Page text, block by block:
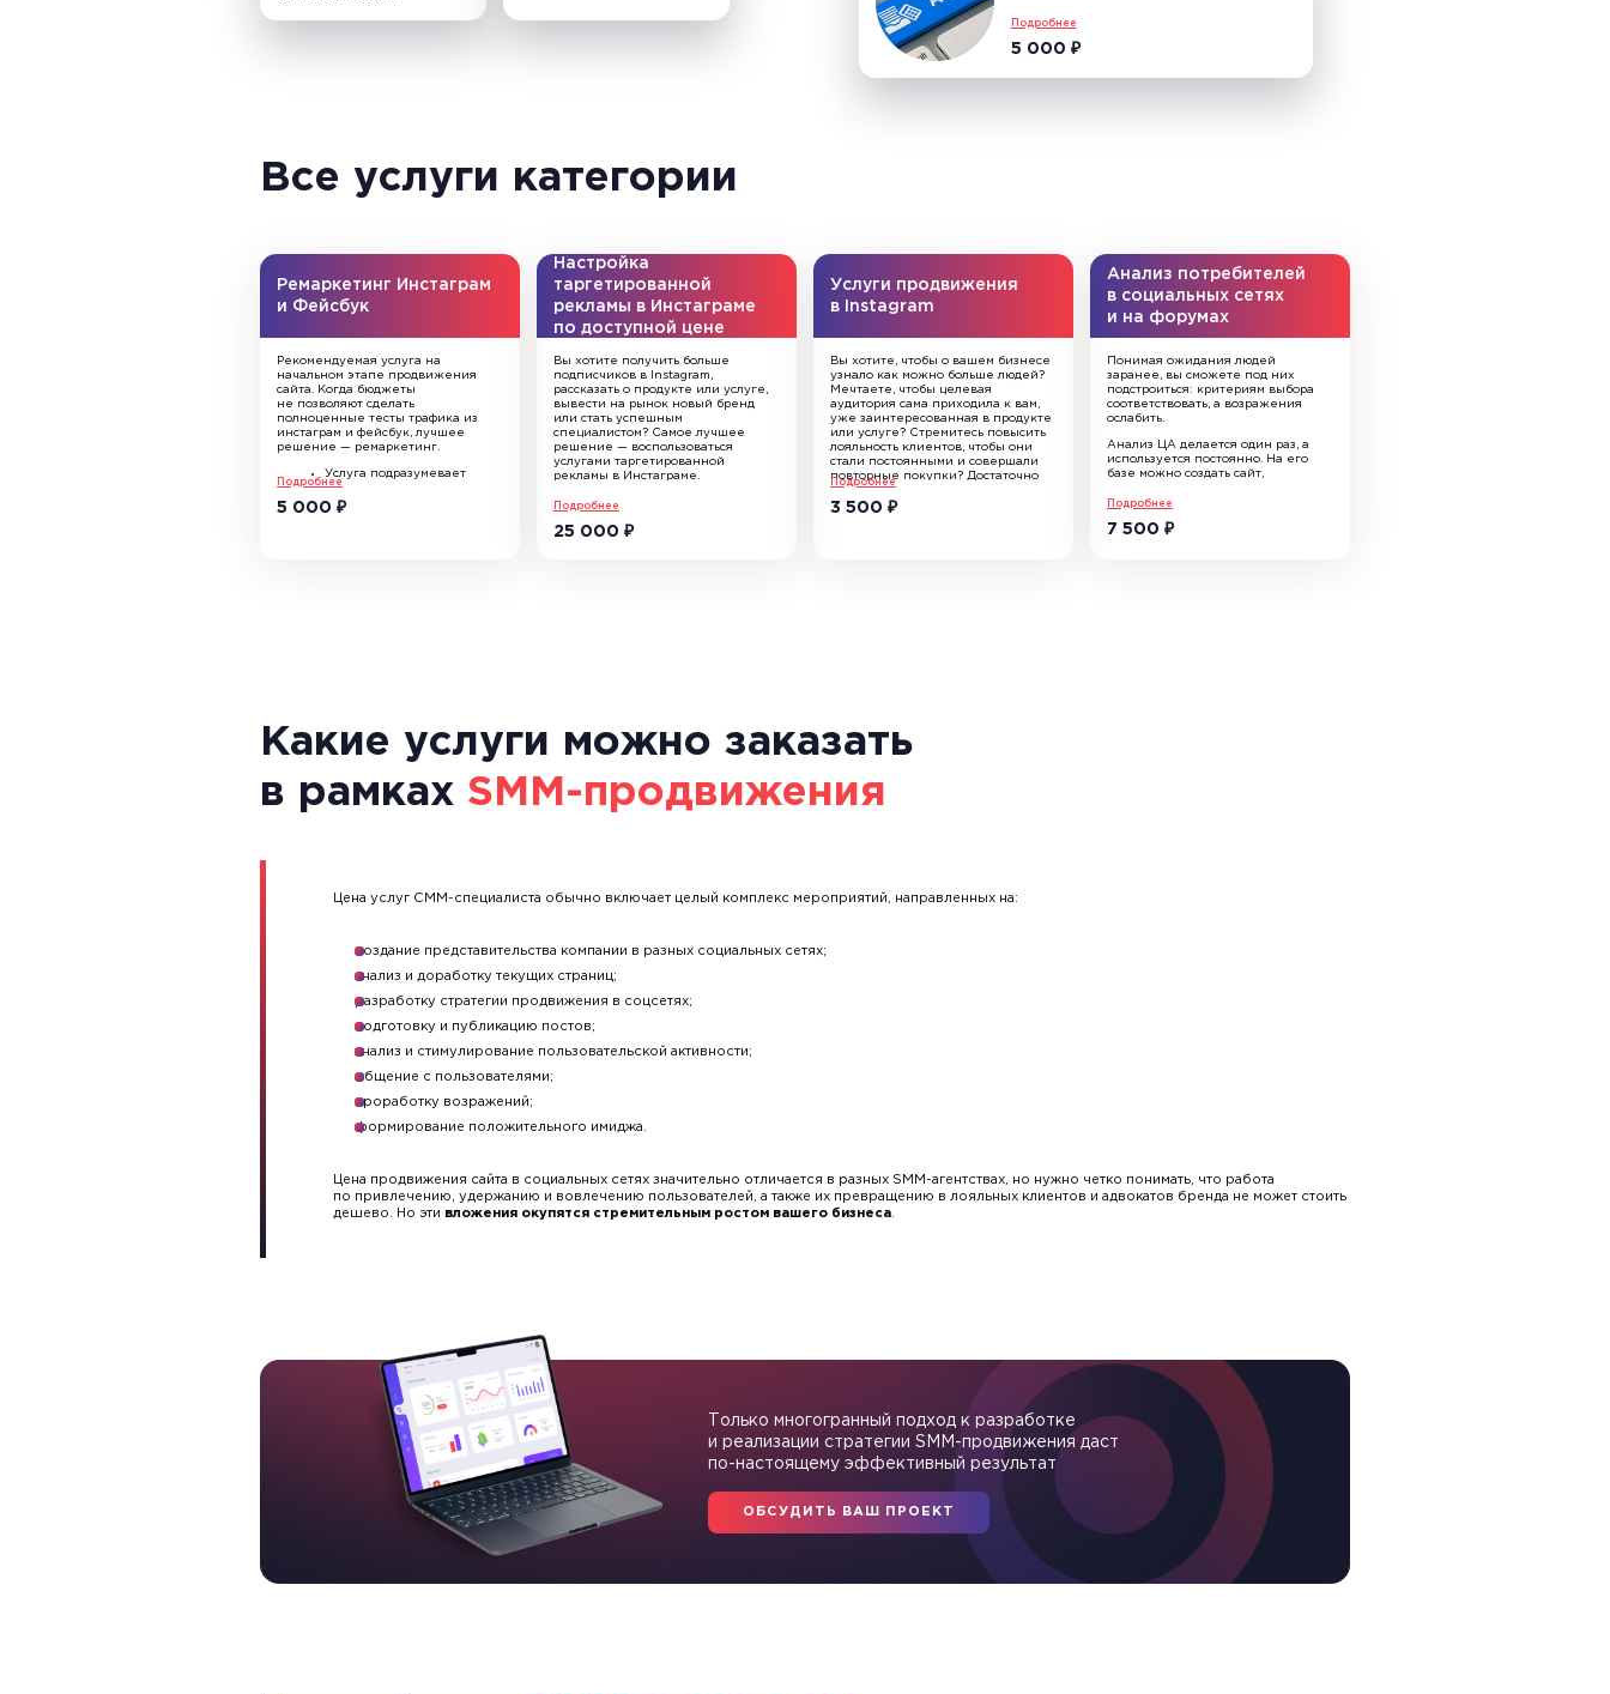
Подробнее
5 000 ₽
Все услуги категории
Ремаркетинг Инстаграм
и Фейсбук
Рекомендуемая услуга на
начальном этапе продвижения
сайта. Когда бюджеты
не позволяют сделать
полноценные тесты трафика из
инстаграм и фейсбук, лучшее
решение — ремаркетинг.
Услуга подразумевает
настройку сбора данных
о посетителях, что
Подробнее
5 000 ₽
Настройка
таргетированной
рекламы в Инстаграме
по доступной цене
Вы хотите получить больше
подписчиков в Instagram,
рассказать о продукте или услуге,
вывести на рынок новый бренд
или стать успешным
специалистом? Самое лучшее
решение — воспользоваться
услугами таргетированной
рекламы в Инстаграме.
и эффективный способ
и наращивания базы подписчиков.
в агентство On Target,
и мы возьмем на себя всю работу
и докрутке таргетированной
рекламы в Instagram.
Подробнее
25 000 ₽
Услуги продвижения
в Instagram
Вы хотите, чтобы о вашем бизнесе
узнало как можно больше людей?
Мечтаете, чтобы целевая
аудитория сама приходила к вам,
уже заинтересованная в продукте
или услуге? Стремитесь повысить
лояльность клиентов, чтобы они
стали постоянными и совершали
повторные покупки? Достаточно
воспользоваться услугами
продвижения в Instagram, которые
Подробнее
3 500 ₽
Анализ потребителей
в социальных сетях
и на форумах
Понимая ожидания людей
заранее, вы сможете под них
подстроиться: критериям выбора
соответствовать, а возражения
ослабить.
Анализ ЦА делается один раз, а
используется постоянно. На его
базе можно создать сайт,
спланировать контент-стратегию
обязательный этап перед
Подробнее
7 500 ₽
Какие услуги можно заказать
в рамках SMM-продвижения
Цена услуг СММ-специалиста обычно включает целый комплекс мероприятий, направленных на:
создание представительства компании в разных социальных сетях;
анализ и доработку текущих страниц;
разработку стратегии продвижения в соцсетях;
подготовку и публикацию постов;
анализ и стимулирование пользовательской активности;
общение с пользователями;
проработку возражений;
формирование положительного имиджа.
Цена продвижения сайта в социальных сетях значительно отличается в разных SMM-агентствах, но нужно четко понимать, что работа
по привлечению, удержанию и вовлечению пользователей, а также их превращению в лояльных клиентов и адвокатов бренда не может стоить
дешево. Но эти вложения окупятся стремительным ростом вашего бизнеса.
Только многогранный подход к разработке
и реализации стратегии SMM-продвижения даст
по-настоящему эффективный результат
ОБСУДИТЬ ВАШ ПРОЕКТ